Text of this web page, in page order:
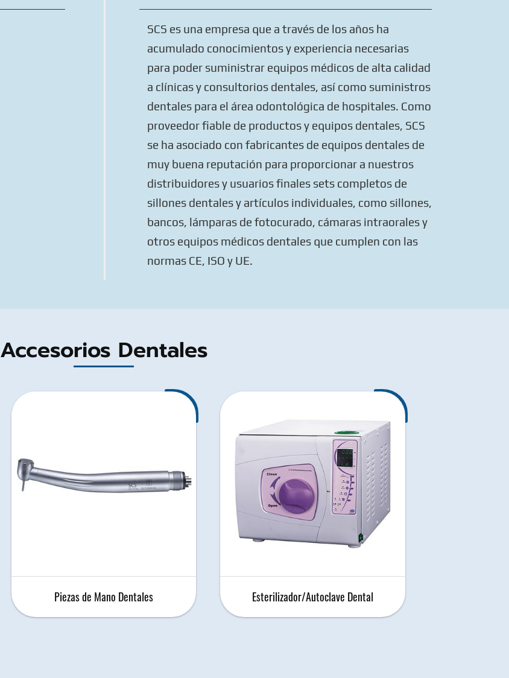
SCS es una empresa que a través de los años ha
acumulado conocimientos y experiencia necesarias
para poder suministrar equipos médicos de alta calidad
a clínicas y consultorios dentales, así como suministros
dentales para el área odontológica de hospitales. Como
proveedor fiable de productos y equipos dentales, SCS
se ha asociado con fabricantes de equipos dentales de
muy buena reputación para proporcionar a nuestros
distribuidores y usuarios finales sets completos de
sillones dentales y artículos individuales, como sillones,
bancos, lámparas de fotocurado, cámaras intraorales y
otros equipos médicos dentales que cumplen con las
normas CE, ISO y UE.
Accesorios Dentales
Piezas de Mano Dentales Esterilizador/Autoclave Dental